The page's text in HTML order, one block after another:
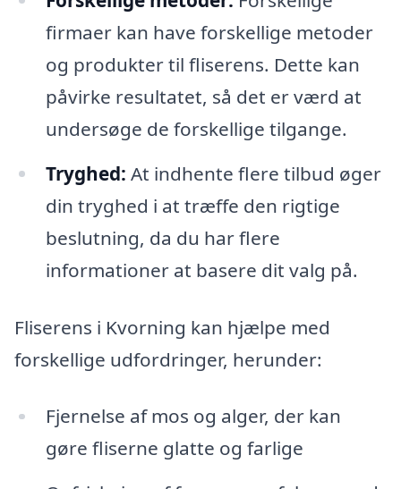
firmaer kan have forskellige metoder
og produkter til fliserens. Dette kan
påvirke resultatet, så det er værd at
undersøge de forskellige tilgange.
Tryghed: At indhente flere tilbud øger
din tryghed i at træffe den rigtige
beslutning, da du har flere
informationer at basere dit valg på.
Fliserens i Kvorning kan hjælpe med
forskellige udfordringer, herunder:
Fjernelse af mos og alger, der kan
gøre fliserne glatte og farlige